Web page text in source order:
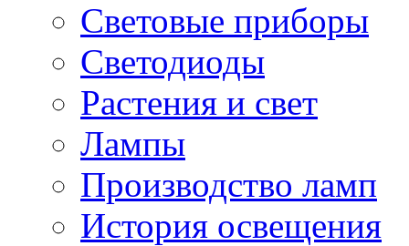
Световые приборы
Светодиоды
Растения и свет
Лампы
Производство ламп
История освещения